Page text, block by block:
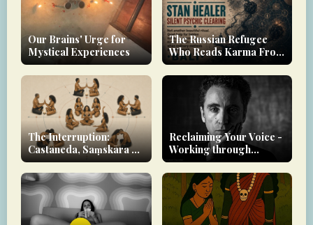
Our Brains' Urge for
Mystical Experiences
The Russian Refugee
Who Reads Karma From
a Photograph
The Interruption:
Castaneda, Saṃskāra &
the Yoginī as Rupture-
Agent
Reclaiming Your Voice -
Working through
Trauma